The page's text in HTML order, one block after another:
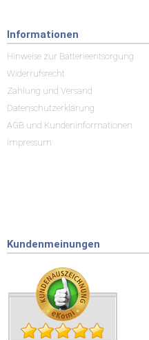
Informationen
Hinweise zur Batterieentsorgung
Widerrufsrecht
Zahlung und Versand
Datenschutzerklärung
AGB und Kundeninformationen
Impressum
Kundenmeinungen